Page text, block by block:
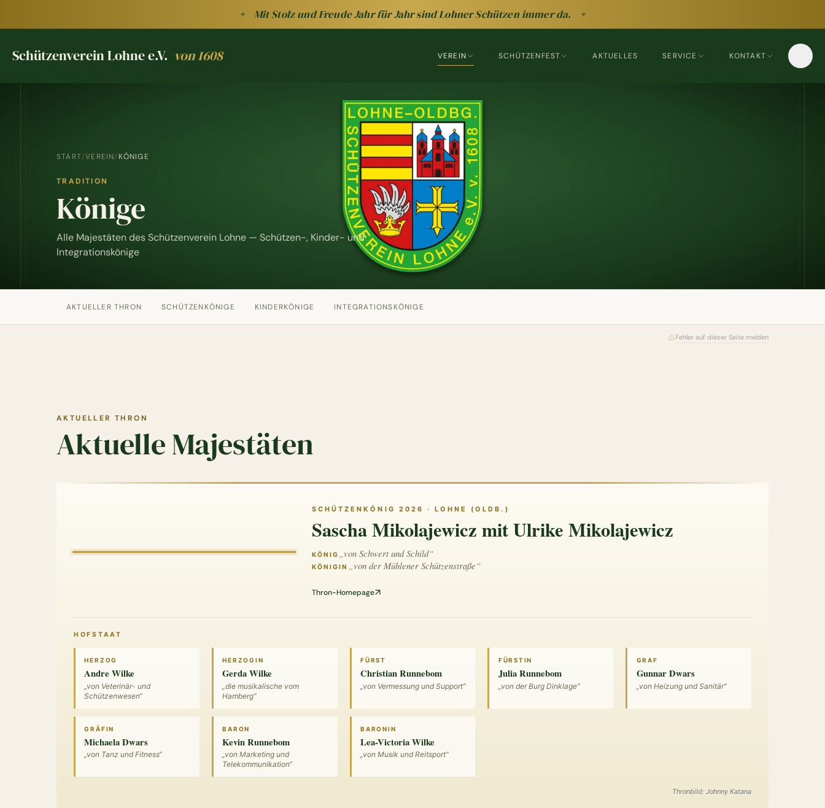
✦ Mit Stolz und Freude Jahr für Jahr sind Lohner Schützen immer da. ✦
Schützenverein Lohne e.V. von 1608
Schützenverein Lohne e.V. von 1608
VEREIN SCHÜTZENFEST AKTUELLES SERVICE KONTAKT
START/VEREIN/ KÖNIGE
TRADITION
Könige
Alle Majestäten des Schützenverein Lohne — Schützen-, Kinder- und
Integrationskönige
AKTUELLER THRON SCHÜTZENKÖNIGE KINDERKÖNIGE INTEGRATIONSKÖNIGE
Fehler auf dieser Seite melden
AKTUELLER THRON
Aktuelle Majestäten
SCHÜTZENKÖNIG 2026 · LOHNE (OLDB.)
Sascha Mikolajewicz mit Ulrike Mikolajewicz
KÖNIG „von Schwert und Schild“
KÖNIGIN „von der Mühlener Schützenstraße“
Thron-Homepage
HOFSTAAT
HERZOG
Andre Wilke
„von Veterinär- und
Schützenwesen“
HERZOGIN
Gerda Wilke
„die musikalische vom
Hamberg“
FÜRST
Christian Runnebom
„von Vermessung und Support“
FÜRSTIN
Julia Runnebom
„von der Burg Dinklage“
GRAF
Gunnar Dwars
„von Heizung und Sanitär“
GRÄFIN
Michaela Dwars
„von Tanz und Fitness“
BARON
Kevin Runnebom
„von Marketing und
Telekommunikation“
BARONIN
Lea-Victoria Wilke
„von Musik und Reitsport“
Thronbild: Johnny Katana